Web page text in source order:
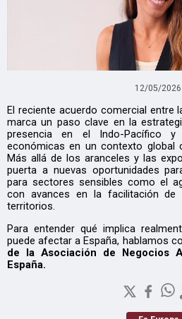
12/05/2026
El reciente acuerdo comercial entre
marca un paso clave en la
presencia en el Indo-Pacífico y
económicas en un contexto global
Más allá de los aranceles y las
puerta a nuevas oportunidades
para sectores sensibles como el
con avances en la facilitación de
territorios.
Para entender qué implica
puede afectar a España, hablamos
de la Asociación de Negocios
España.